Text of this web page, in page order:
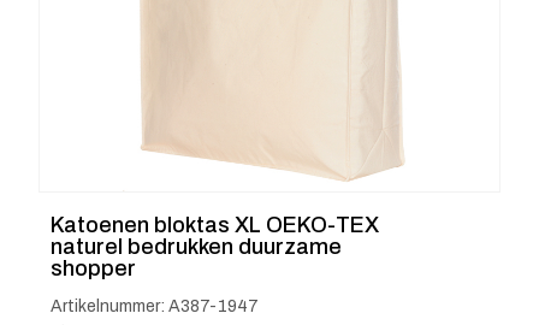
Katoenen bloktas XL OEKO-TEX
naturel bedrukken duurzame
shopper
Artikelnummer: A387-1947